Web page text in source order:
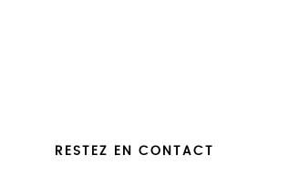
RESTEZ EN CONTACT